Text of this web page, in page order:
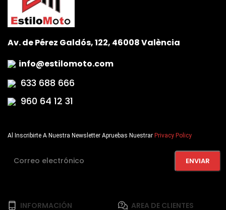
AREA DE CLIENTES
INFORMACIÓN
Al Inscribirte A Nuestra Newsletter Apruebas Nuestrar Privacy Policy
Av. de Pérez Galdós, 122, 46008 València
info@estilomoto.com
633 688 666
960 64 12 31